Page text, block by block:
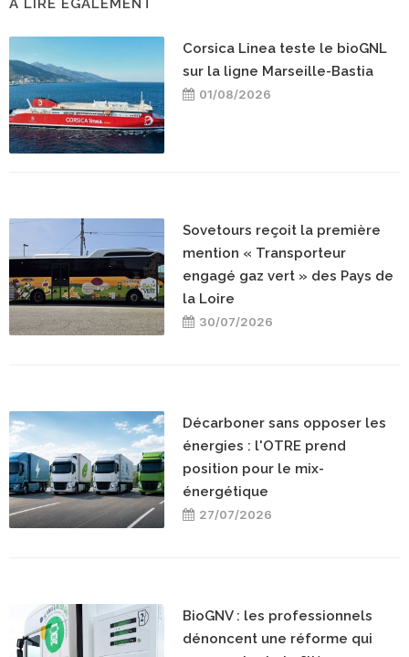
A LIRE ÉGALEMENT
Corsica Linea teste le bioGNL
sur la ligne Marseille-Bastia
01/08/2026
Sovetours reçoit la première
mention « Transporteur
engagé gaz vert » des Pays de
la Loire
30/07/2026
Décarboner sans opposer les
énergies : l'OTRE prend
position pour le mix-
énergétique
27/07/2026
BioGNV : les professionnels
dénoncent une réforme qui